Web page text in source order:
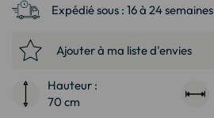
Expédié sous : 16 à 24 semaines
Ajouter à ma liste d'envies
Hauteur :
70 cm